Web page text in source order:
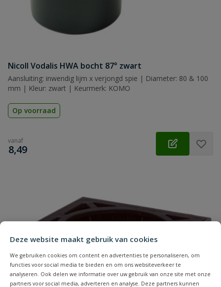
Deze website maakt gebruik van cookies
We gebruiken cookies om content en advertenties te personaliseren, om
functies voor social media te bieden en om ons websiteverkeer te
analyseren. Ook delen we informatie over uw gebruik van onze site met onze
partners voor social media, adverteren en analyse. Deze partners kunnen
Nicoll Vodalis HWA bocht 87° zwart
Aansluiting: inwendig lijm x verjongd spie | Diameter: 80 & 100
mm | Kleur: zwart | Keurmerk: KOMO
Op voorraad
vanaf
€
8,49